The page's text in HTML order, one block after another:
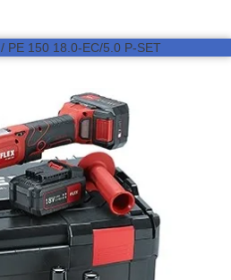
/ PE 150 18.0-EC/5.0 P-SET